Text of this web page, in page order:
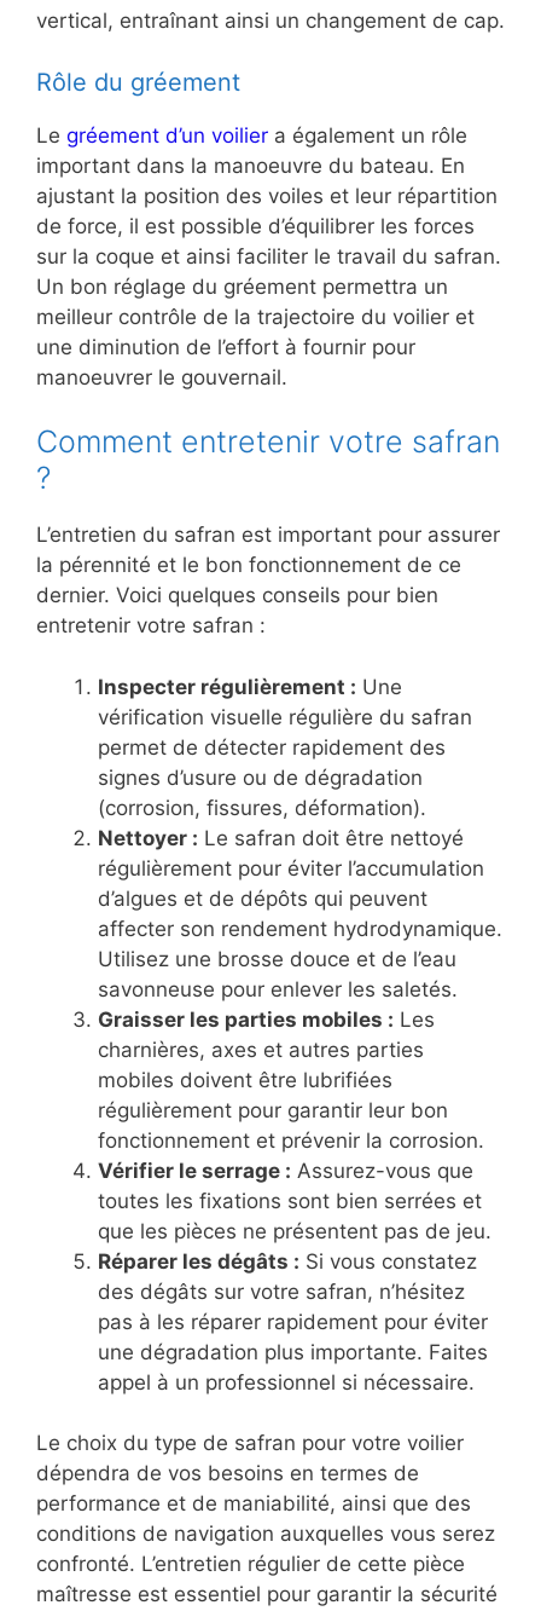
vertical, entraînant ainsi un changement de cap.
Rôle du gréement
Le gréement d’un voilier a également un rôle
important dans la manoeuvre du bateau. En
ajustant la position des voiles et leur répartition
de force, il est possible d’équilibrer les forces
sur la coque et ainsi faciliter le travail du safran.
Un bon réglage du gréement permettra un
meilleur contrôle de la trajectoire du voilier et
une diminution de l’effort à fournir pour
manoeuvrer le gouvernail.
Comment entretenir votre safran
?
L’entretien du safran est important pour assurer
la pérennité et le bon fonctionnement de ce
dernier. Voici quelques conseils pour bien
entretenir votre safran :
Inspecter régulièrement : Une
vérification visuelle régulière du safran
permet de détecter rapidement des
signes d’usure ou de dégradation
(corrosion, fissures, déformation).
Nettoyer : Le safran doit être nettoyé
régulièrement pour éviter l’accumulation
d’algues et de dépôts qui peuvent
affecter son rendement hydrodynamique.
Utilisez une brosse douce et de l’eau
savonneuse pour enlever les saletés.
Graisser les parties mobiles : Les
charnières, axes et autres parties
mobiles doivent être lubrifiées
régulièrement pour garantir leur bon
fonctionnement et prévenir la corrosion.
Vérifier le serrage : Assurez-vous que
toutes les fixations sont bien serrées et
que les pièces ne présentent pas de jeu.
Réparer les dégâts : Si vous constatez
des dégâts sur votre safran, n’hésitez
pas à les réparer rapidement pour éviter
une dégradation plus importante. Faites
appel à un professionnel si nécessaire.
Le choix du type de safran pour votre voilier
dépendra de vos besoins en termes de
performance et de maniabilité, ainsi que des
conditions de navigation auxquelles vous serez
confronté. L’entretien régulier de cette pièce
maîtresse est essentiel pour garantir la sécurité